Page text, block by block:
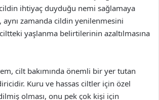
ihtiyaç duyduğu nemi sağlamaya
aynı zamanda cildin yenilenmesini
yaşlanma belirtilerinin azaltılmasına
cilt bakımında önemli bir yer tutan
Kuru ve hassas ciltler için özel
olması, onu pek çok kişi için